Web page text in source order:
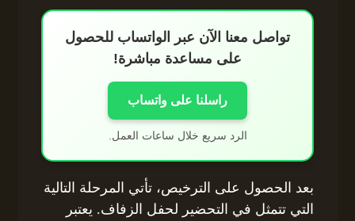
تواصل معنا الآن عبر الواتساب للحصول
على مساعدة مباشرة!
راسلنا على واتساب
الرد سريع خلال ساعات العمل.
بعد الحصول على الترخيص، تأتي المرحلة التالية
التي تتمثل في التحضير لحفل الزفاف. يعتبر